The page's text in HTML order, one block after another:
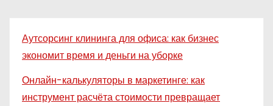
Аутсорсинг клининга для офиса: как бизнес
экономит время и деньги на уборке
Онлайн-калькуляторы в маркетинге: как
инструмент расчёта стоимости превращает